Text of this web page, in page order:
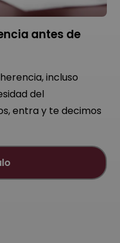
del
entra y te decimos